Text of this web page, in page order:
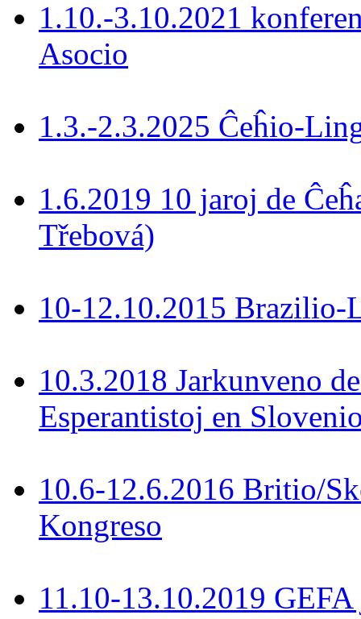
1.10.-3.10.2021
Asocio
1.3.-2.3.2025 Ĉeĥio-
1.6.2019 10 jaroj de
Třebová)
10-12.10.2015
10.3.2018 Jarkunveno
Esperantistoj en
10.6-12.6.2016 Britio/
Kongreso
11.10-13.10.2019